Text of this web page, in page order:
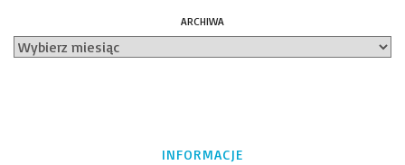
ARCHIWA
INFORMACJE